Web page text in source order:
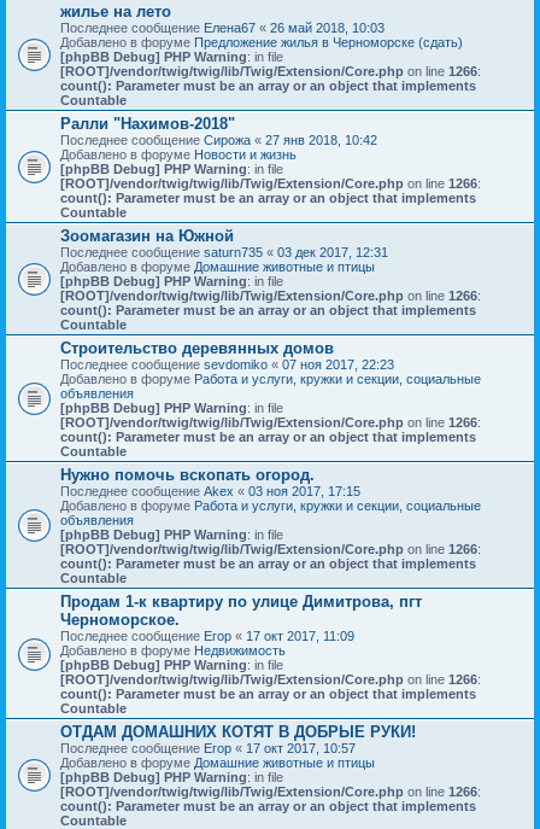
жилье на лето
Последнее сообщение Елена67 « 26 май 2018, 10:03
Добавлено в форуме Предложение жилья в Черноморске (сдать)
[phpBB Debug] PHP Warning: in file
[ROOT]/vendor/twig/twig/lib/Twig/Extension/Core.php on line 1266:
count(): Parameter must be an array or an object that implements
Countable
Ралли "Нахимов-2018"
Последнее сообщение Сирожа « 27 янв 2018, 10:42
Добавлено в форуме Новости и жизнь
[phpBB Debug] PHP Warning: in file
[ROOT]/vendor/twig/twig/lib/Twig/Extension/Core.php on line 1266:
count(): Parameter must be an array or an object that implements
Countable
Зоомагазин на Южной
Последнее сообщение saturn735 « 03 дек 2017, 12:31
Добавлено в форуме Домашние животные и птицы
[phpBB Debug] PHP Warning: in file
[ROOT]/vendor/twig/twig/lib/Twig/Extension/Core.php on line 1266:
count(): Parameter must be an array or an object that implements
Countable
Строительство деревянных домов
Последнее сообщение sevdomiko « 07 ноя 2017, 22:23
Добавлено в форуме Работа и услуги, кружки и секции, социальные
объявления
[phpBB Debug] PHP Warning: in file
[ROOT]/vendor/twig/twig/lib/Twig/Extension/Core.php on line 1266:
count(): Parameter must be an array or an object that implements
Countable
Нужно помочь вскопать огород.
Последнее сообщение Akex « 03 ноя 2017, 17:15
Добавлено в форуме Работа и услуги, кружки и секции, социальные
объявления
[phpBB Debug] PHP Warning: in file
[ROOT]/vendor/twig/twig/lib/Twig/Extension/Core.php on line 1266:
count(): Parameter must be an array or an object that implements
Countable
Продам 1-к квартиру по улице Димитрова, пгт
Черноморское.
Последнее сообщение Егор « 17 окт 2017, 11:09
Добавлено в форуме Недвижимость
[phpBB Debug] PHP Warning: in file
[ROOT]/vendor/twig/twig/lib/Twig/Extension/Core.php on line 1266:
count(): Parameter must be an array or an object that implements
Countable
ОТДАМ ДОМАШНИХ КОТЯТ В ДОБРЫЕ РУКИ!
Последнее сообщение Егор « 17 окт 2017, 10:57
Добавлено в форуме Домашние животные и птицы
[phpBB Debug] PHP Warning: in file
[ROOT]/vendor/twig/twig/lib/Twig/Extension/Core.php on line 1266:
count(): Parameter must be an array or an object that implements
Countable